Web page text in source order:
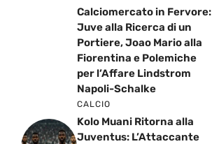
Calciomercato in Fervore:
Juve alla Ricerca di un
Portiere, Joao Mario alla
Fiorentina e Polemiche
per l’Affare Lindstrom
Napoli-Schalke
CALCIO
Kolo Muani Ritorna alla
Juventus: L’Attaccante